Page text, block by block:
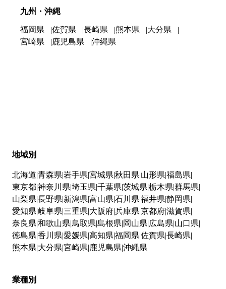
九州・沖縄
福岡県 佐賀県 長崎県 熊本県
大分県
宮崎県
鹿児島県 沖縄県
地域別
北海道 青森県 岩手県 宮城県 秋田県 山形県 福島県
東京都神奈川県 埼玉県 千葉県 茨城県 栃木県 群馬県
山梨県 長野県 新潟県 富山県 石川県 福井県 静岡県
愛知県 岐阜県 三重県 大阪府兵庫県 京都府滋賀県
奈良県 和歌山県 鳥取県 島根県 岡山県 広島県 山口県
徳島県 香川県 愛媛県 高知県 福岡県 佐賀県 長崎県
熊本県 大分県 宮崎県 鹿児島県 沖縄県
業種別